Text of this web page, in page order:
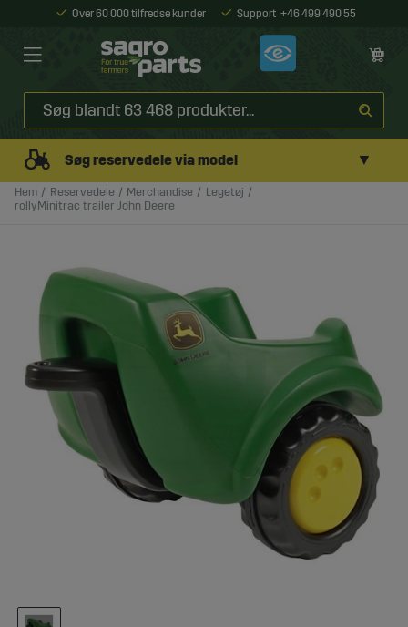
Over 60 000 tilfredse kunder Support +46 499 490 55
Søg reservedele via model ▼
Hem Reservedele Merchandise
Legetøj
rollyMinitrac trailer John Deere